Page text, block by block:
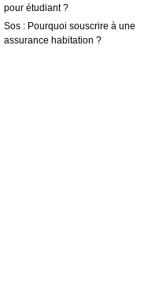
pour étudiant ?
Sos : Pourquoi souscrire à une
assurance habitation ?